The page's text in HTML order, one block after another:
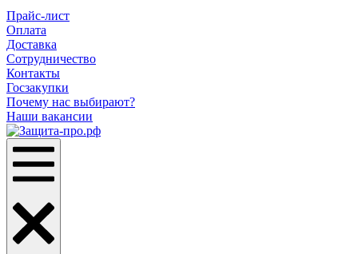
Прайс-лист
Оплата
Доставка
Сотрудничество
Контакты
Госзакупки
Почему нас выбирают?
Наши вакансии